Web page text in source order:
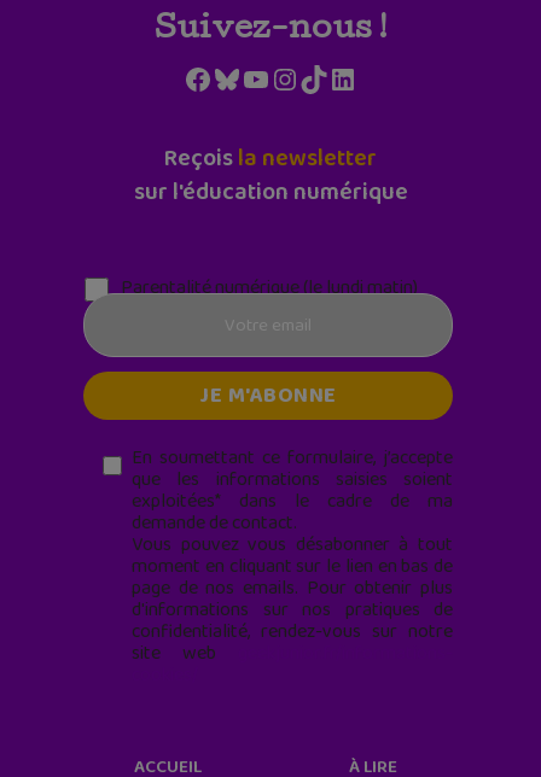
Suivez-nous !
Facebook
Bluesky
YouTube
Instagram
TikTokLinkedIn
Reçoisla newsletter
sur l'éducation numérique
Parentalité numérique (le lundi matin)
En soumettant ce formulaire, j’accepte
que les informations saisies soient
exploitées* dans le cadre de ma
demande de contact.
Vous pouvez vous désabonner à tout
moment en cliquant sur le lien en bas de
page de nos emails. Pour obtenir plus
d'informations sur nos pratiques de
confidentialité, rendez-vous sur notre
site web
ACCUEIL À LIRE